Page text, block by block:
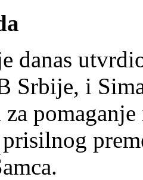
danas
Srbije, i